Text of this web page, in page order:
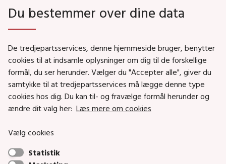
MISTANKE?
HOTLINE
7020 2550
Du bestemmer over dine data
De tredjepartsservices, denne hjemmeside bruger, benytter
cookies til at indsamle oplysninger om dig til de forskellige
formål, du ser herunder. Vælger du "Accepter alle", giver du
samtykke til at tredjepartsservices må lægge denne type
cookies hos dig. Du kan til- og fravælge formål herunder og
ændre dit valg her: Læs mere om cookies
Vælg cookies
Statistik